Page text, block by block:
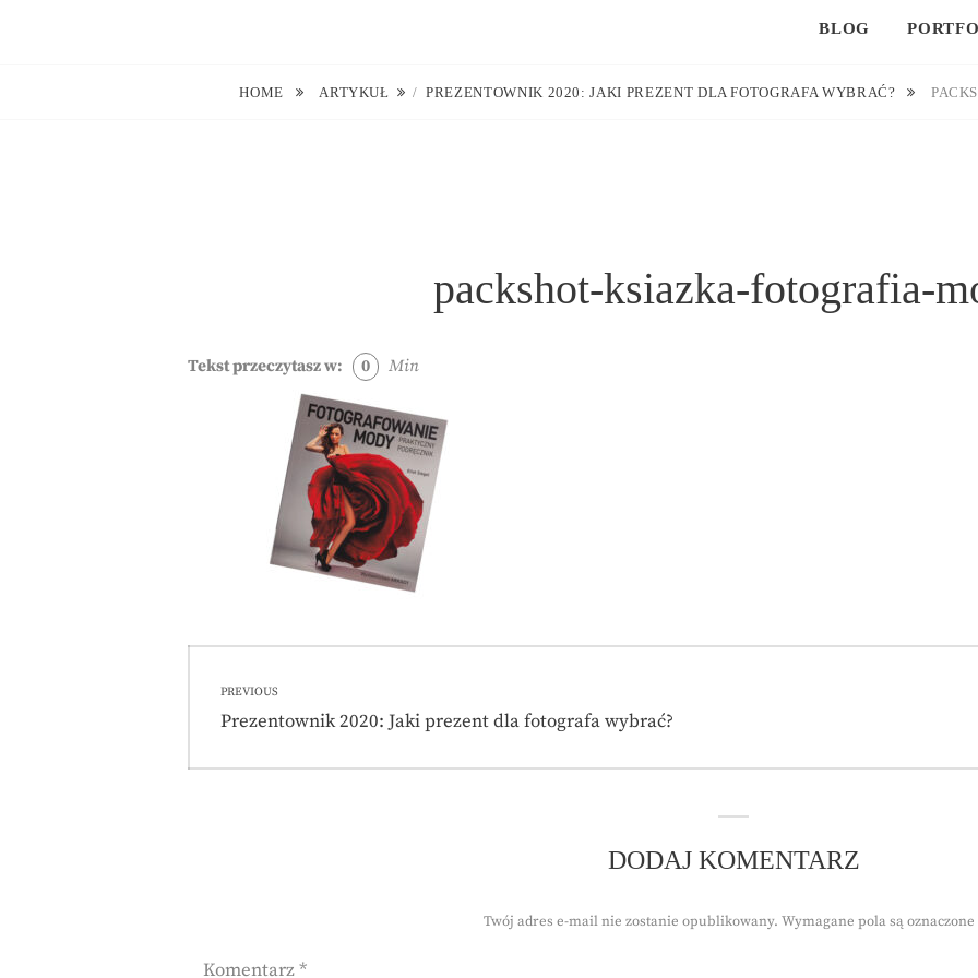
BLOG
HOME ARTYKUŁ / PREZENTOWNIK 2020: JAKI PREZENT DLA FOTOGRAFA WYBRAĆ?
packshot-ksiazka-fotografia-
Tekst przeczytasz w: 0 Min
wpisu
PREVIOUS
Previous
Prezentownik 2020: Jaki prezent dla fotografa wybrać?
DODAJ KOMENTARZ
Twój adres e-mail nie zostanie opublikowany. Wymagane pola są oznaczone
Komentarz*